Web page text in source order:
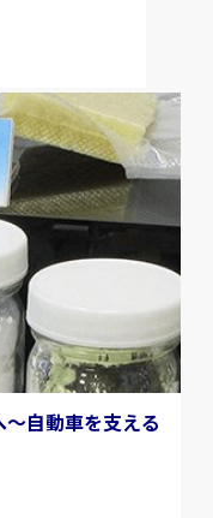
自動車を支える